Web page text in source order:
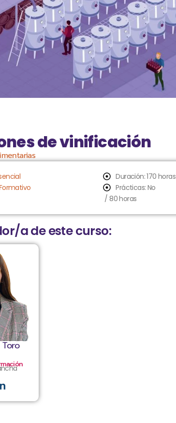
de vinificación
Duración: 170 horas
Prácticas: No
/ 80 horas
a de este curso: